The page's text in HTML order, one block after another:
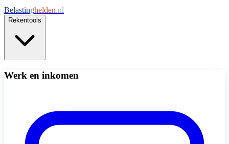
Belastinghelden.nl
Rekentools
Werk en inkomen